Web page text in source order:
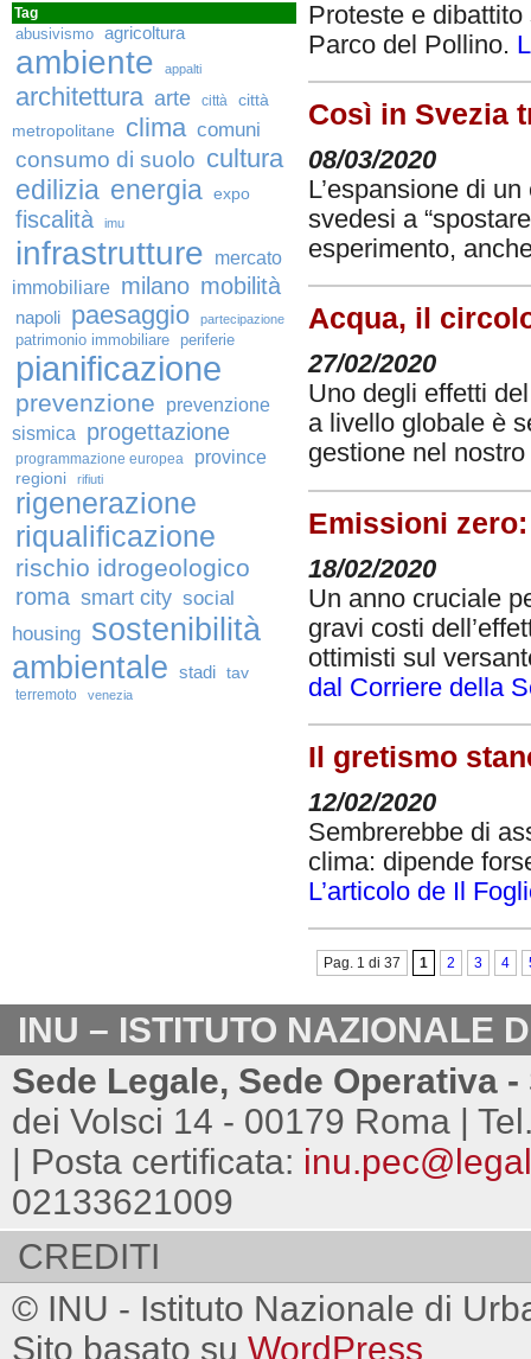
Tag
abusivismo agricoltura
ambiente appalti
architettura arte città
città
metropolitane
clima comuni
consumo di suolo cultura
edilizia energia expo
fiscalità imu
infrastrutture
mercato
immobiliare milano mobilità
napoli paesaggio partecipazione
patrimonio immobiliare periferie
pianificazione
prevenzione
prevenzione
sismica
progettazione
programmazione europea province
regioni rifiuti
rigenerazione
riqualificazione
rischio idrogeologico
roma smart city social
housing sostenibilità
ambientale stadi tav
terremoto venezia
Proteste e
Parco del Pollino.
Così in Svezia
08/03/2020
L’espansione di
svedesi a
esperimento,
Acqua, il
27/02/2020
Uno degli effetti
a livello globale è
gestione nel
Emissioni
18/02/2020
Un anno cruciale
gravi costi
ottimisti sul
dal Corriere della
Il gretismo
12/02/2020
Sembrerebbe di
clima: dipende
L’articolo de Il
Pag. 1 di 37 1 2 3 4
INU – ISTITUTO NAZIONALE
Sede Legale, Sede Operativa
dei Volsci 14 - 00179 Roma |
| Posta certificata:
02133621009
CREDITI
© INU - Istituto Nazionale di
Sito basato su WordPress